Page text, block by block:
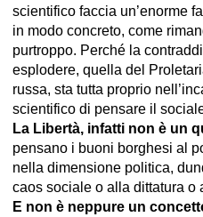
scientifico faccia un’enorme
in modo concreto, come
purtroppo. Perché la
esplodere, quella del
russa, sta tutta proprio
scientifico di pensare il
La Libertà, infatti non è un
pensano i buoni borghesi al
nella dimensione politica,
caos sociale o alla dittatura o
E non è neppure un